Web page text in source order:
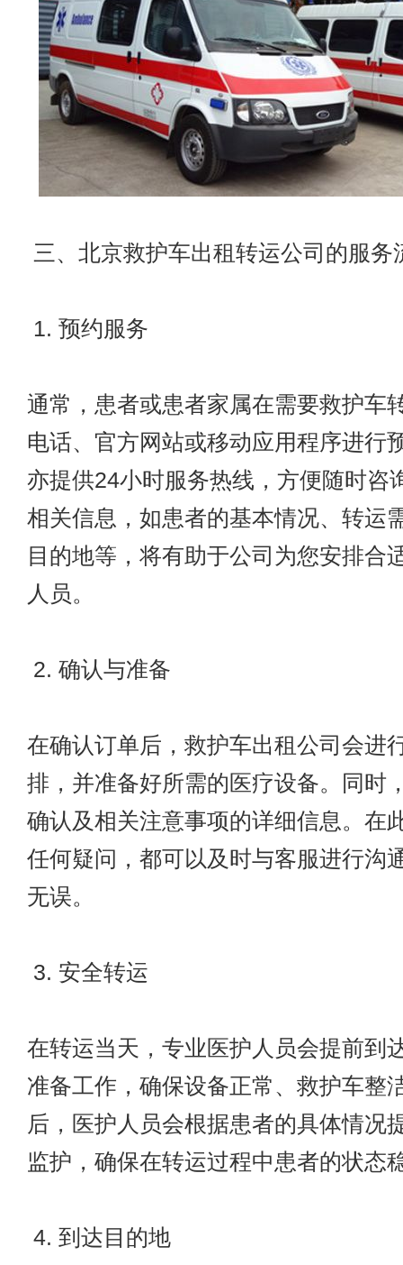
三、北京救护车出租转运公司的服务
1. 预约服务
通常，患者或患者家属在需要救护车
电话、官方网站或移动应用程序进行
亦提供24小时服务热线，方便随时咨
相关信息，如患者的基本情况、转运
目的地等，将有助于公司为您安排合
人员。
2. 确认与准备
在确认订单后，救护车出租公司会进
排，并准备好所需的医疗设备。同时
确认及相关注意事项的详细信息。在
任何疑问，都可以及时与客服进行沟
无误。
3. 安全转运
在转运当天，专业医护人员会提前到
准备工作，确保设备正常、救护车整
后，医护人员会根据患者的具体情况
监护，确保在转运过程中患者的状态
4. 到达目的地